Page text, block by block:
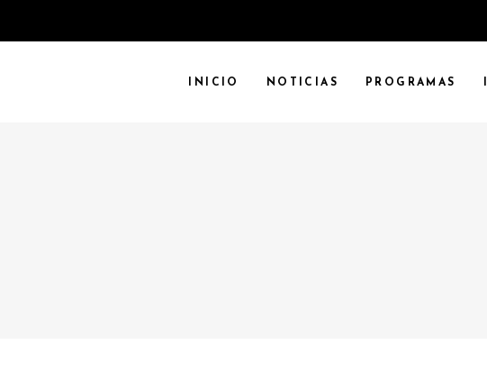
INICIO NOTICIAS PROGRAMAS